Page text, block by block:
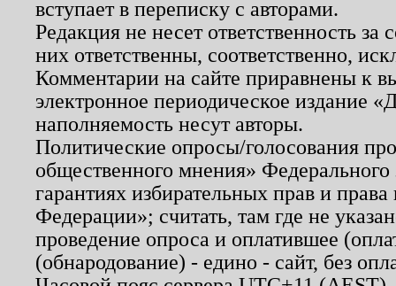
вступает в переписку с авторами.
Редакция не несет ответственность
них ответственны, соответственно,
Комментарии на сайте приравнены к
электронное периодическое издание
наполняемость несут авторы.
Политические опросы/голосования
общественного мнения»
гарантиях избирательных прав и
Федерации»; считать, там где не
проведение опроса и оплатившее
(обнародование) - едино - сайт, без